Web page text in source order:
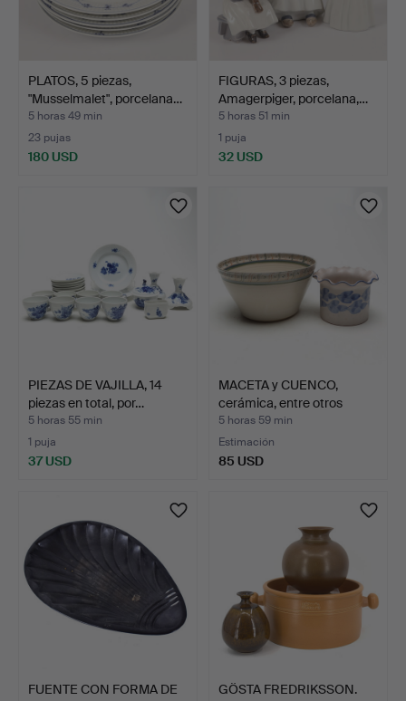
PLATOS, 5 piezas,
"Musselmalet", porcelana…
5 horas 49 min
23 pujas
180 USD
FIGURAS, 3 piezas,
Amagerpiger, porcelana,…
5 horas 51 min
1 puja
32 USD
PIEZAS DE VAJILLA, 14
piezas en total, por…
5 horas 55 min
1 puja
37 USD
MACETA y CUENCO,
cerámica, entre otros
Gab…
5 horas 59 min
Estimación
85 USD
FUENTE CON FORMA DE
GÖSTA FREDRIKSSON.